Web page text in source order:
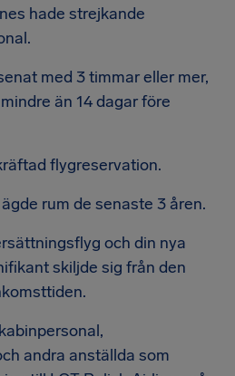
hade strejkande
med 3 timmar eller mer,
än 14 dagar före
flygreservation.
rum de senaste 3 åren.
och din nya
skiljde sig från den
andra anställda som